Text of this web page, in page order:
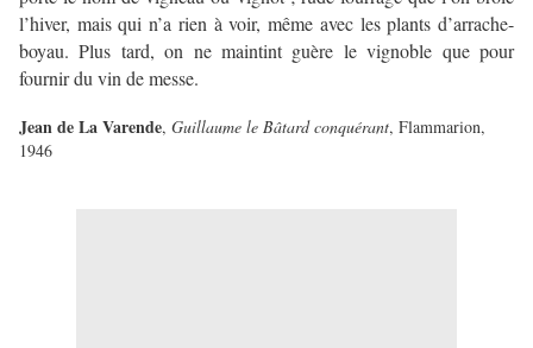
l’hiver, mais qui n’a rien à voir, même avec les plants d’arrache-
boyau. Plus tard, on ne maintint guère le vignoble que pour
fournir du vin de messe.
Jean de La Varende, Guillaume le Bâtard conquérant, Flammarion,
1946